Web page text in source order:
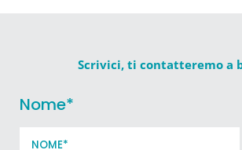
Scrivici, ti contatteremo a
Nome*